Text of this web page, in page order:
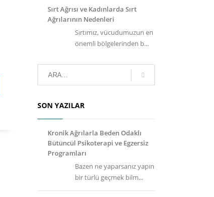
Sırt Ağrısı ve Kadınlarda Sırt
Ağrılarının Nedenleri
Sırtımız, vücudumuzun en
önemli bölgelerinden b...
SON YAZILAR
Kronik Ağrılarla Beden Odaklı
Bütüncül Psikoterapi ve Egzersiz
Programları
Bazen ne yaparsanız yapın
bir türlü geçmek bilm...